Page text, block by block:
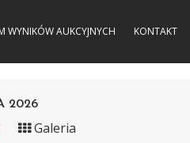
WYNIKÓW AUKCYJNYCH KONTAKT
2026
Galeria